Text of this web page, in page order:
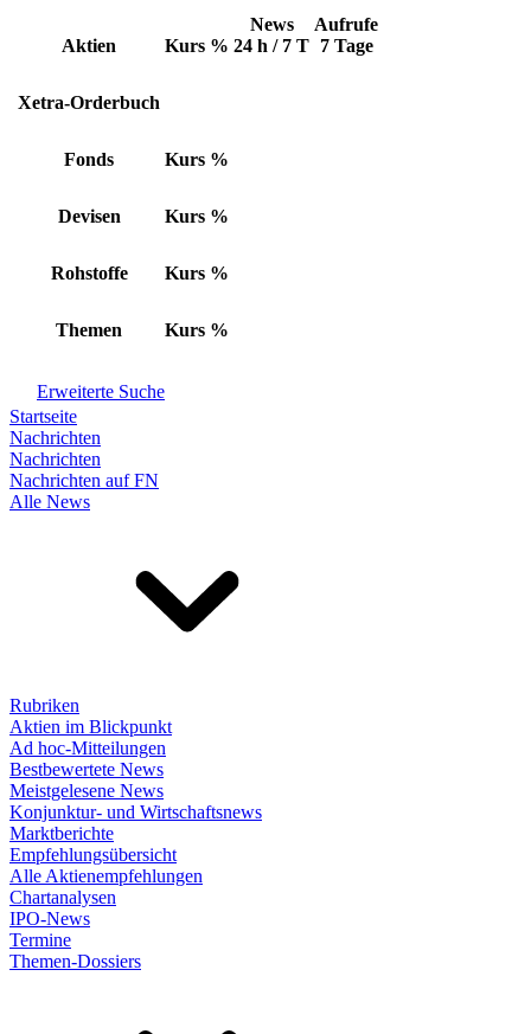
Aktien Kurs %
News
24 h / 7 T
Aufrufe
7 Tage
Xetra-Orderbuch
Fonds Kurs %
Devisen Kurs %
Rohstoffe Kurs %
Themen Kurs %
Erweiterte Suche
Startseite
Nachrichten
Nachrichten
Nachrichten auf FN
Alle News
Rubriken
Aktien im Blickpunkt
Ad hoc-Mitteilungen
Bestbewertete News
Meistgelesene News
Konjunktur- und Wirtschaftsnews
Marktberichte
Empfehlungsübersicht
Alle Aktienempfehlungen
Chartanalysen
IPO-News
Termine
Themen-Dossiers